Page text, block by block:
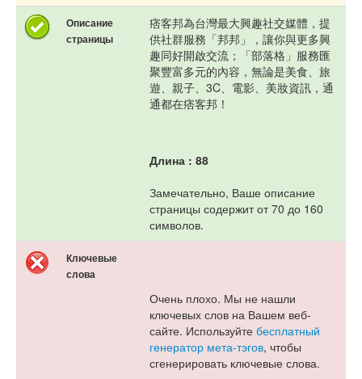
Описание
страницы
痞客邦為台灣最大興趣社交媒體，提
供社群服務「邦邦」，讓你與更多興
趣同好開啟交流；「部落格」服務匯
聚豐富多元的內容，無論是美食、旅
遊、親子、3C、電影、美妝資訊，通
通都在痞客邦！
Длина : 88
Замечательно, Ваше описание
страницы содержит от 70 до 160
символов.
Ключевые
слова
Очень плохо. Мы не нашли
ключевых слов на Вашем веб-
сайте. Используйте бесплатный
генератор мета-тэгов, чтобы
сгенерировать ключевые слова.